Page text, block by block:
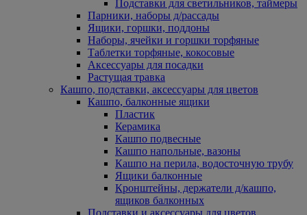
Подставки для светильников, таймеры
Парники, наборы д/рассады
Ящики, горшки, поддоны
Наборы, ячейки и горшки торфяные
Таблетки торфяные, кокосовые
Аксессуары для посадки
Растущая травка
Кашпо, подставки, аксессуары для цветов
Кашпо, балконные ящики
Пластик
Керамика
Кашпо подвесные
Кашпо напольные, вазоны
Кашпо на перила, водосточную трубу
Ящики балконные
Кронштейны, держатели д/кашпо,
ящиков балконных
Подставки и аксессуары для цветов